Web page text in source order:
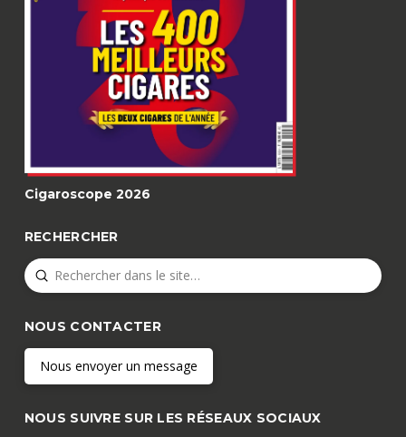
Cigaroscope 2026
RECHERCHER
Search
Submit
NOUS CONTACTER
Nous envoyer un message
NOUS SUIVRE SUR LES RÉSEAUX SOCIAUX